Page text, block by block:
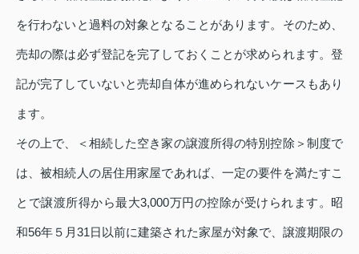
を行わないと過料の対象となることがあります。そのため、
売却の際は必ず登記を完了しておくことが求められます。登
記が完了していないと売却自体が進められないケースもあり
ます。
その上で、＜相続した空き家の譲渡所得の特別控除＞制度で
は、被相続人の居住用家屋であれば、一定の要件を満たすこ
とで譲渡所得から最大3,000万円の控除が受けられます。昭
和56年５月31日以前に建築された家屋が対象で、譲渡期限の